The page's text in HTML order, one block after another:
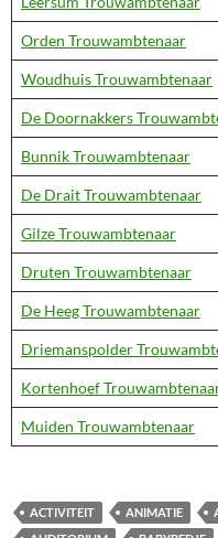
Orden Trouwambtenaar
Woudhuis Trouwambtenaar
De Doornakkers
Bunnik Trouwambtenaar
De Drait Trouwambtenaar
Gilze Trouwambtenaar
Druten Trouwambtenaar
De Heeg Trouwambtenaar
Driemanspolder
Kortenhoef
Muiden Trouwambtenaar
ACTIVITEIT ANIMATIE